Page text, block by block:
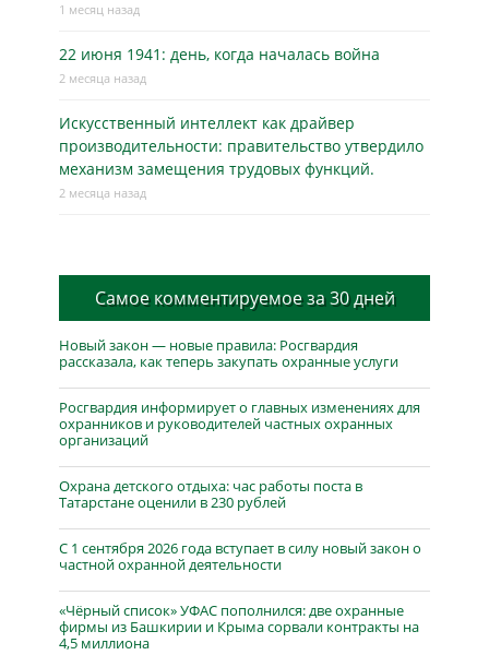
1 месяц назад
22 июня 1941: день, когда началась война
2 месяца назад
Искусственный интеллект как драйвер
производительности: правительство утвердило
механизм замещения трудовых функций.
2 месяца назад
Самое комментируемое за 30 дней
Новый закон — новые правила: Росгвардия
рассказала, как теперь закупать охранные услуги
Росгвардия информирует о главных изменениях для
охранников и руководителей частных охранных
организаций
Охрана детского отдыха: час работы поста в
Татарстане оценили в 230 рублей
С 1 сентября 2026 года вступает в силу новый закон о
частной охранной деятельности
«Чёрный список» УФАС пополнился: две охранные
фирмы из Башкирии и Крыма сорвали контракты на
4,5 миллиона